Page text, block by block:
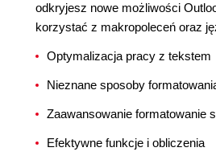
odkryjesz nowe możliwości
korzystać z makropoleceń oraz
Optymalizacja pracy z tekstem
Nieznane sposoby
Zaawansowanie formatowanie
Efektywne funkcje i obliczenia